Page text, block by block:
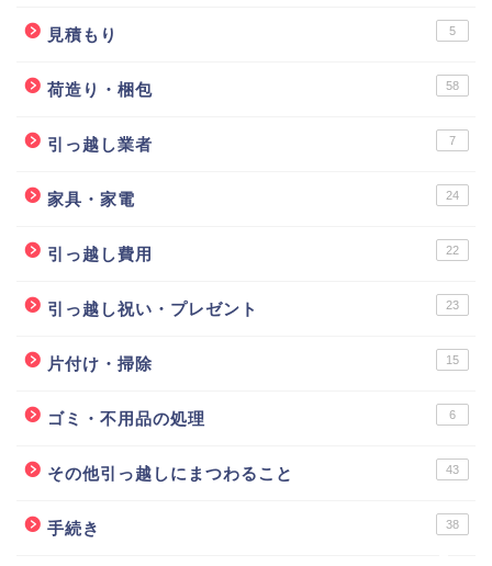
見積もり 5
荷造り・梱包 58
引っ越し業者 7
家具・家電 24
引っ越し費用 22
引っ越し祝い・プレゼント 23
片付け・掃除 15
ゴミ・不用品の処理 6
その他引っ越しにまつわること 43
手続き 38
引っ越し業者